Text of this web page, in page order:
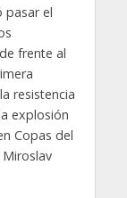
pasar el
frente al
resistencia
explosión
Copas del